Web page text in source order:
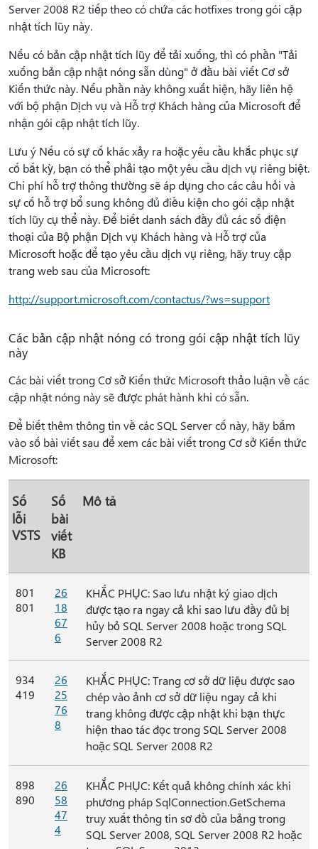
Server 2008 R2 tiếp theo có chứa các hotfixes trong gói cập
nhật tích lũy này.
Nếu có bản cập nhật tích lũy để tải xuống, thì có phần "Tải
xuống bản cập nhật nóng sẵn dùng" ở đầu bài viết Cơ sở
Kiến thức này. Nếu phần này không xuất hiện, hãy liên hệ
với bộ phận Dịch vụ và Hỗ trợ Khách hàng của Microsoft để
nhận gói cập nhật tích lũy.
Lưu ý Nếu có sự cố khác xảy ra hoặc yêu cầu khắc phục sự
cố bất kỳ, bạn có thể phải tạo một yêu cầu dịch vụ riêng biệt.
Chi phí hỗ trợ thông thường sẽ áp dụng cho các câu hỏi và
sự cố hỗ trợ bổ sung không đủ điều kiện cho gói cập nhật
tích lũy cụ thể này. Để biết danh sách đầy đủ các số điện
thoại của Bộ phận Dịch vụ Khách hàng và Hỗ trợ của
Microsoft hoặc để tạo yêu cầu dịch vụ riêng, hãy truy cập
trang web sau của Microsoft:
http://support.microsoft.com/contactus/?ws=support
Các bản cập nhật nóng có trong gói cập nhật tích lũy
này
Các bài viết trong Cơ sở Kiến thức Microsoft thảo luận về các
cập nhật nóng này sẽ được phát hành khi có sẵn.
Để biết thêm thông tin về các SQL Server cố này, hãy bấm
vào số bài viết sau để xem các bài viết trong Cơ sở Kiến thức
Microsoft:
Số
lỗi
VSTS
Số
bài
viết
KB
Mô tả
801
801
26
18
67
6
KHẮC PHỤC: Sao lưu nhật ký giao dịch
được tạo ra ngay cả khi sao lưu đầy đủ bị
hủy bỏ SQL Server 2008 hoặc trong SQL
Server 2008 R2
934
419
26
25
76
8
KHẮC PHỤC: Trang cơ sở dữ liệu được sao
chép vào ảnh cơ sở dữ liệu ngay cả khi
trang không được cập nhật khi bạn thực
hiện thao tác đọc trong SQL Server 2008
hoặc SQL Server 2008 R2
898
890
26
58
47
4
KHẮC PHỤC: Kết quả không chính xác khi
phương pháp SqlConnection.GetSchema
truy xuất thông tin sơ đồ của bảng trong
SQL Server 2008, SQL Server 2008 R2 hoặc